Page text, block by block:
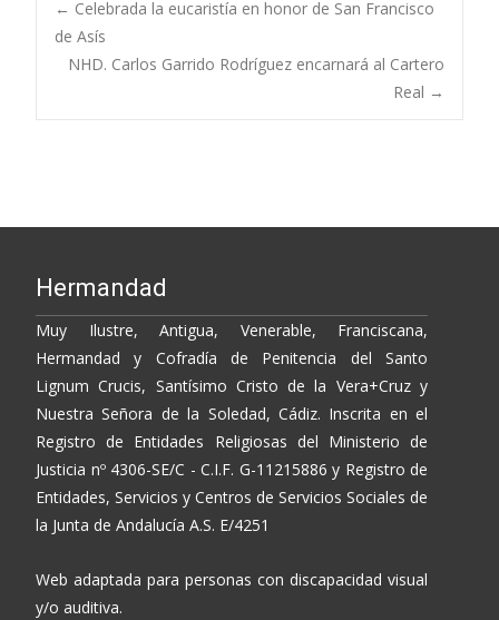
b
o
o
k
er y
Li
n
k
p
ar
ti
r
Post
navigation
← Celebrada la eucaristía en honor de San Francisco
de Asís
NHD. Carlos Garrido Rodríguez encarnará al Cartero
Real →
Hermandad
Muy Ilustre, Antigua, Venerable, Franciscana,
Hermandad y Cofradía de Penitencia del Santo
Lignum Crucis, Santísimo Cristo de la Vera+Cruz y
Nuestra Señora de la Soledad, Cádiz. Inscrita en el
Registro de Entidades Religiosas del Ministerio de
Justicia nº 4306-SE/C - C.I.F. G-11215886 y Registro de
Entidades, Servicios y Centros de Servicios Sociales de
la Junta de Andalucía A.S. E/4251
Web adaptada para personas con discapacidad visual
y/o auditiva.